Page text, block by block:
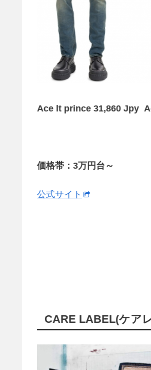
Ace lt prince 31,860 Jpy
価格帯：3万円台～
公式サイト
CARE LABEL(ケア